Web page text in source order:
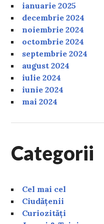
ianuarie 2025
decembrie 2024
noiembrie 2024
octombrie 2024
septembrie 2024
august 2024
iulie 2024
iunie 2024
mai 2024
Categorii
Cel mai cel
Ciudățenii
Curiozități